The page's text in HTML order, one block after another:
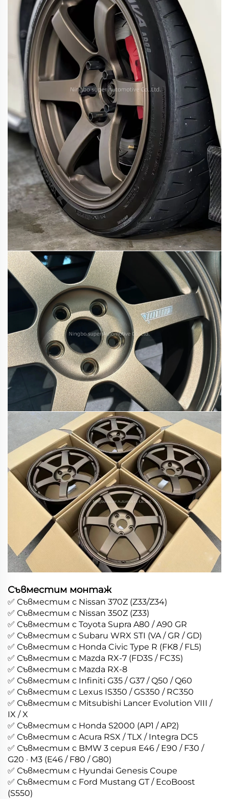
Съвместим монтаж
✅ Съвместим с Nissan 370Z (Z33/Z34)
✅ Съвместим с Nissan 350Z (Z33)
✅ Съвместим с Toyota Supra A80 / A90 GR
✅ Съвместим с Subaru WRX STI (VA / GR / GD)
✅ Съвместим с Honda Civic Type R (FK8 / FL5)
✅ Съвместим с Mazda RX-7 (FD3S / FC3S)
✅ Съвместим с Mazda RX-8
✅ Съвместим с Infiniti G35 / G37 / Q50 / Q60
✅ Съвместим с Lexus IS350 / GS350 / RC350
✅ Съвместим с Mitsubishi Lancer Evolution VIII /
IX / X
✅ Съвместим с Honda S2000 (AP1 / AP2)
✅ Съвместим с Acura RSX / TLX / Integra DC5
✅ Съвместим с BMW 3 серия E46 / E90 / F30 /
G20 · M3 (E46 / F80 / G80)
✅ Съвместим с Hyundai Genesis Coupe
✅ Съвместим с Ford Mustang GT / EcoBoost
(S550)